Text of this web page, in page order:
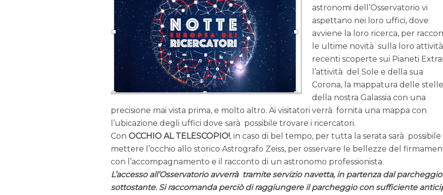
astronomi dell’Osservatorio vi
aspettano nei loro uffici, dove
avviene la loro ricerca, per
le ultime novità sulla loro
recenti scoperte sui Pianeti
l’attività del Sole e della sua
Corona, la mappatura delle
della nostra Galassia con una
precisione mai vista prima, e molto altro. Ai visitatori verrà fornita una mappa con
l’ubicazione degli uffici dove sarà possibile trovare i ricercatori.
ConOCCHIO AL TELESCOPIO!, in caso di bel tempo, per tutta la serata sarà possibile
mettere l’occhio allo storico Astrografo Zeiss, per osservare le bellezze del
con l’accompagnamento e il racconto di un astronomo professionista.
L’accesso all’Osservatorio avverrà tramite servizio navetta, in partenza dal parcheggio
sottostante. Si raccomanda perciò di raggiungere il parcheggio con sufficiente